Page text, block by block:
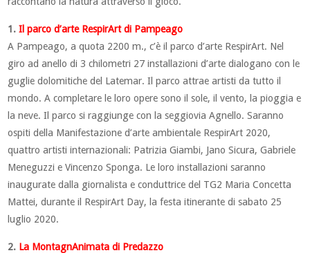
1.Il parco d’arte RespirArt di Pampeago
A Pampeago, a quota 2200 m., c’è il parco d’arte RespirArt. Nel
giro ad anello di 3 chilometri 27 installazioni d’arte dialogano con le
guglie dolomitiche del Latemar. Il parco attrae artisti da tutto il
mondo. A completare le loro opere sono il sole, il vento, la pioggia e
la neve. Il parco si raggiunge con la seggiovia Agnello. Saranno
ospiti della Manifestazione d’arte ambientale RespirArt 2020,
quattro artisti internazionali: Patrizia Giambi, Jano Sicura, Gabriele
Meneguzzi e Vincenzo Sponga. Le loro installazioni saranno
inaugurate dalla giornalista e conduttrice del TG2 Maria Concetta
Mattei, durante il RespirArt Day, la festa itinerante di sabato 25
luglio 2020.
2. La MontagnAnimata di Predazzo